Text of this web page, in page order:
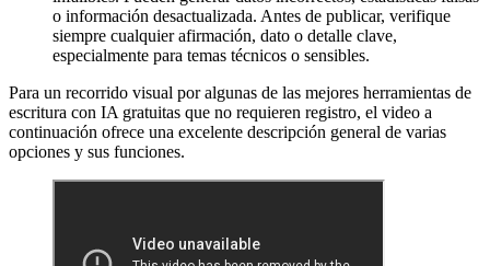
o información desactualizada. Antes de publicar, verifique
siempre cualquier afirmación, dato o detalle clave,
especialmente para temas técnicos o sensibles.
Para un recorrido visual por algunas de las mejores herramientas de
escritura con IA gratuitas que no requieren registro, el video a
continuación ofrece una excelente descripción general de varias
opciones y sus funciones.